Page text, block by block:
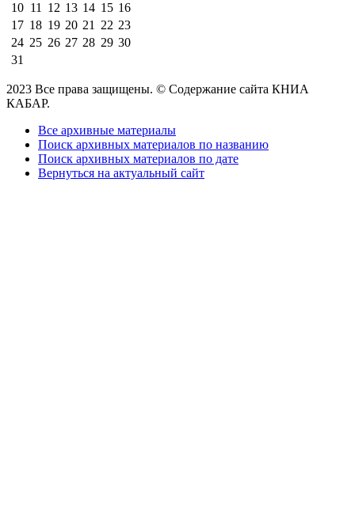
10 11 12 13 14 15 16
17 18 19 20 21 22 23
24 25 26 27 28 29 30
31
2023 Все права защищены. © Содержание сайта КНИА
КАБАР.
Все архивные материалы
Поиск архивных материалов по названию
Поиск архивных материалов по дате
Вернуться на актуальный сайт